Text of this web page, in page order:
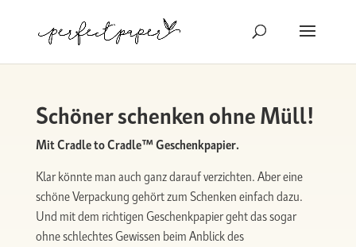
Schöner schenken ohne Müll!
Mit Cradle to Cradle™ Geschenkpapier.
Klar könnte man auch ganz darauf verzichten. Aber eine
schöne Verpackung gehört zum Schenken einfach dazu.
Und mit dem richtigen Geschenkpapier geht das sogar
ohne schlechtes Gewissen beim Anblick des